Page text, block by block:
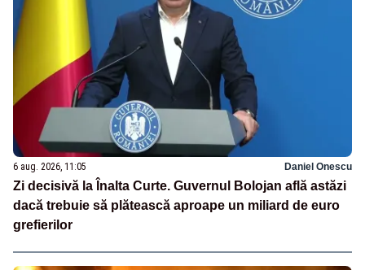
6 aug. 2026, 11:05 Daniel Onescu
Zi decisivă la Înalta Curte. Guvernul Bolojan află astăzi
dacă trebuie să plătească aproape un miliard de euro
grefierilor